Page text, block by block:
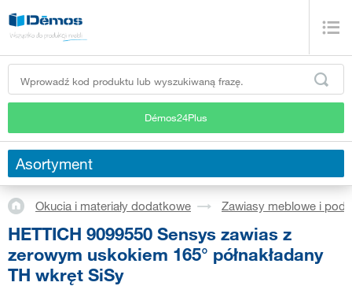
Démos24Plus
Asortyment
Okucia i materiały dodatkowe Zawiasy meblowe i
HETTICH 9099550 Sensys zawias z
zerowym uskokiem 165° półnakładany
TH wkręt SiSy